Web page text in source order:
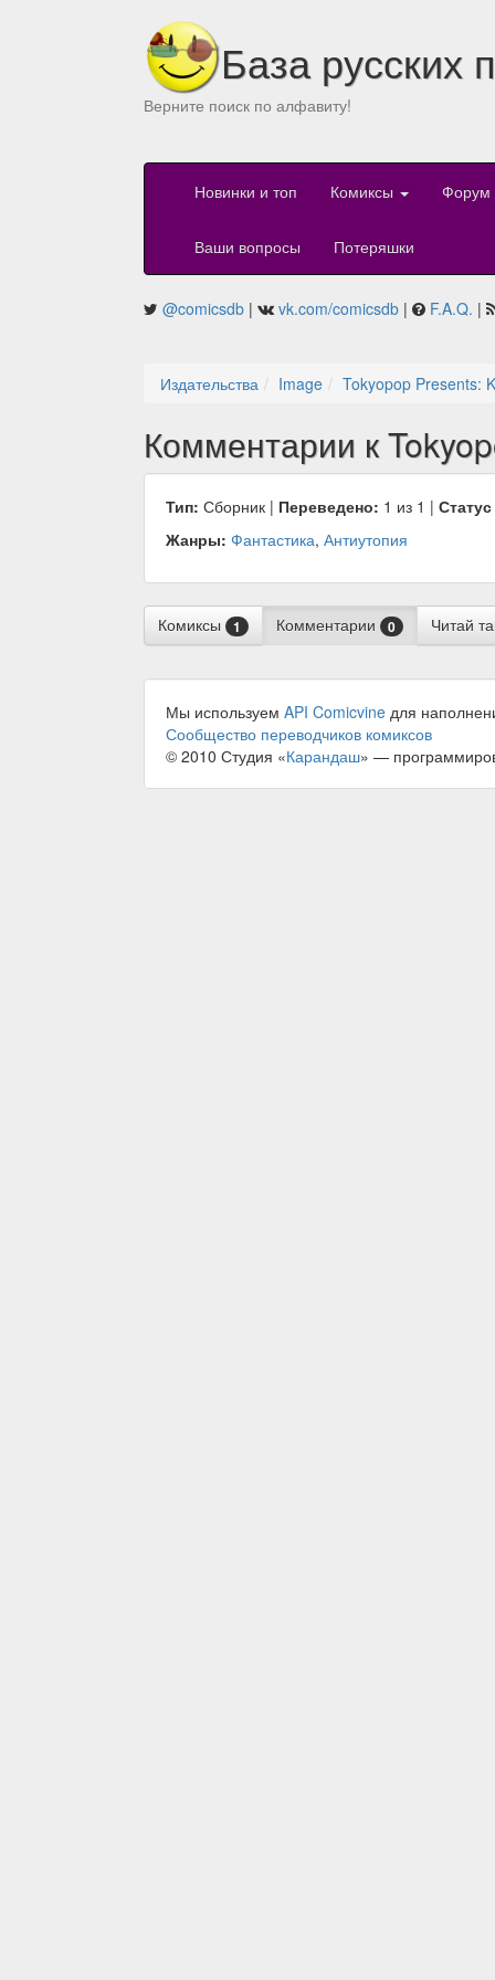
База русских
Верните поиск по алфавиту!
Новинки и топ Комиксы Форум
Ваши вопросы Потеряшки
@comicsdb | vk.com/comicsdb | F.A.Q. |
Издательства Image Tokyopop Presents:
Комментарии к
Тип: Сборник | Переведено: 1 из 1 |
Жанры: Фантастика, Антиутопия
Комиксы 1 Комментарии 0 Читай
Мы используем API Comicvine для
Сообщество переводчиков комиксов
© 2010 Студия «Карандаш» —